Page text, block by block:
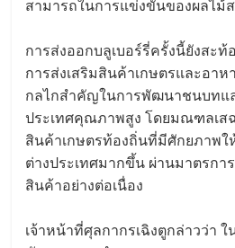
สามารถในการแข่งขันของผลไม้
การส่งออกบลูเบอร์รี่ครั้งนี้ยังสะ
การส่งเสริมสินค้าเกษตรและอาห
กลไกสำคัญในการพัฒนาชนบทแ
ประเทศคุณภาพสูง โดยมณฑลเส
สินค้าเกษตรท้องถิ่นที่มีศักยภาพใ
ต่างประเทศมากขึ้น ผ่านมาตรกา
สินค้าอย่างต่อเนื่อง
เจ้าหน้าที่ศุลกากรเฉิงตูกล่าวว่า